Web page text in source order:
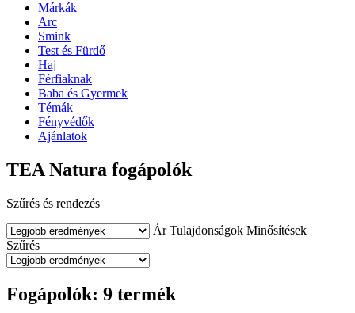
Márkák
Arc
Smink
Test és Fürdő
Haj
Férfiaknak
Baba és Gyermek
Témák
Fényvédők
Ajánlatok
TEA Natura fogápolók
Szűrés és rendezés
Ár Tulajdonságok Minősítések
Szűrés
Fogápolók: 9 termék